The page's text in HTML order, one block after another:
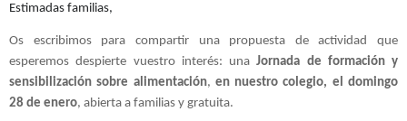
Estimadas familias,
Os escribimos para compartir una propuesta de actividad que
esperemos despierte vuestro interés: una Jornada de formación y
sensibilización sobre alimentación, en nuestro colegio, el domingo
28 de enero, abierta a familias y gratuita.